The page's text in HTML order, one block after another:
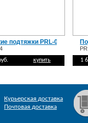
подтяжки PRL-024
купить
1
Курьерская доставка
Почтовая доставка